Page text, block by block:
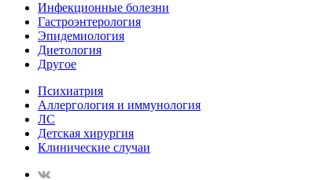
Инфекционные болезни
Гастроэнтерология
Эпидемиология
Диетология
Другое
Психиатрия
Аллергология и иммунология
ЛС
Детская хирургия
Клинические случаи